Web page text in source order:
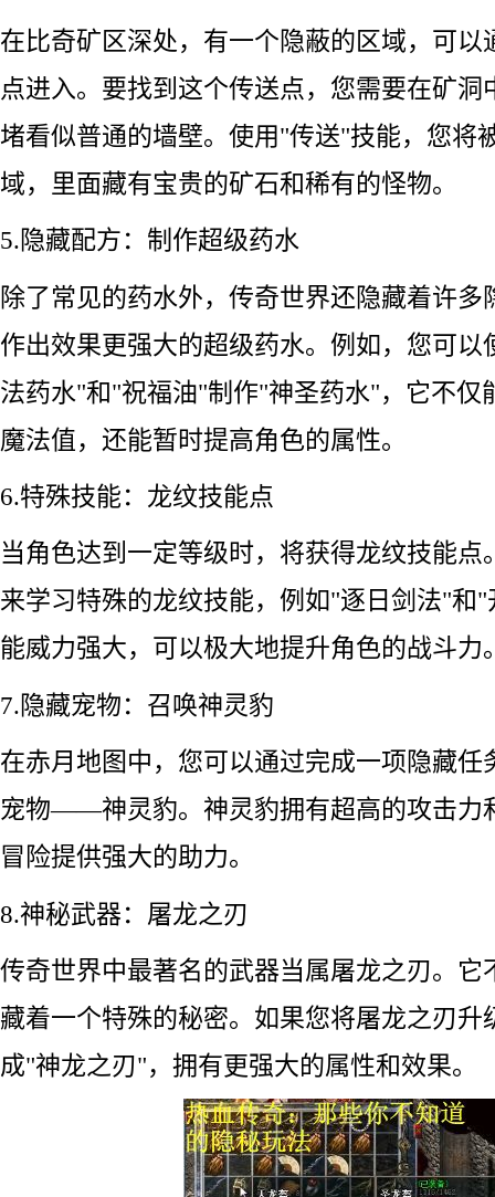
在比奇矿区深处，有一个隐蔽的区域，可以
点进入。要找到这个传送点，您需要在矿洞
堵看似普通的墙壁。使用"传送"技能，您将
域，里面藏有宝贵的矿石和稀有的怪物。
5.隐藏配方：制作超级药水
除了常见的药水外，传奇世界还隐藏着许多
作出效果更强大的超级药水。例如，您可
法药水"和"祝福油"制作"神圣药水"，它不仅
魔法值，还能暂时提高角色的属性。
6.特殊技能：龙纹技能点
当角色达到一定等级时，将获得龙纹技能点
来学习特殊的龙纹技能，例如"逐日剑法"和
能威力强大，可以极大地提升角色的战斗力
7.隐藏宠物：召唤神灵豹
在赤月地图中，您可以通过完成一项隐藏任
宠物——神灵豹。神灵豹拥有超高的攻击力
冒险提供强大的助力。
8.神秘武器：屠龙之刃
传奇世界中最著名的武器当属屠龙之刃。它
藏着一个特殊的秘密。如果您将屠龙之刃升
成"神龙之刃"，拥有更强大的属性和效果。